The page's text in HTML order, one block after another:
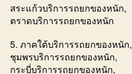
สระแก้วบริการรถยกของหนัก,
ตราดบริการรถยกของหนัก
5. ภาคใต้บริการรถยกของหนัก,
ชุมพรบริการรถยกของหนัก,
กระบี่บริการรถยกของหนัก,